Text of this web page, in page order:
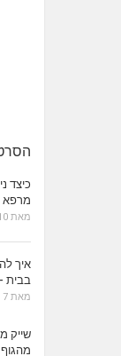
כיצד
מרפא
מאת 10
איך
בבית -
מאת 7 שנים
שייק
מהגוף